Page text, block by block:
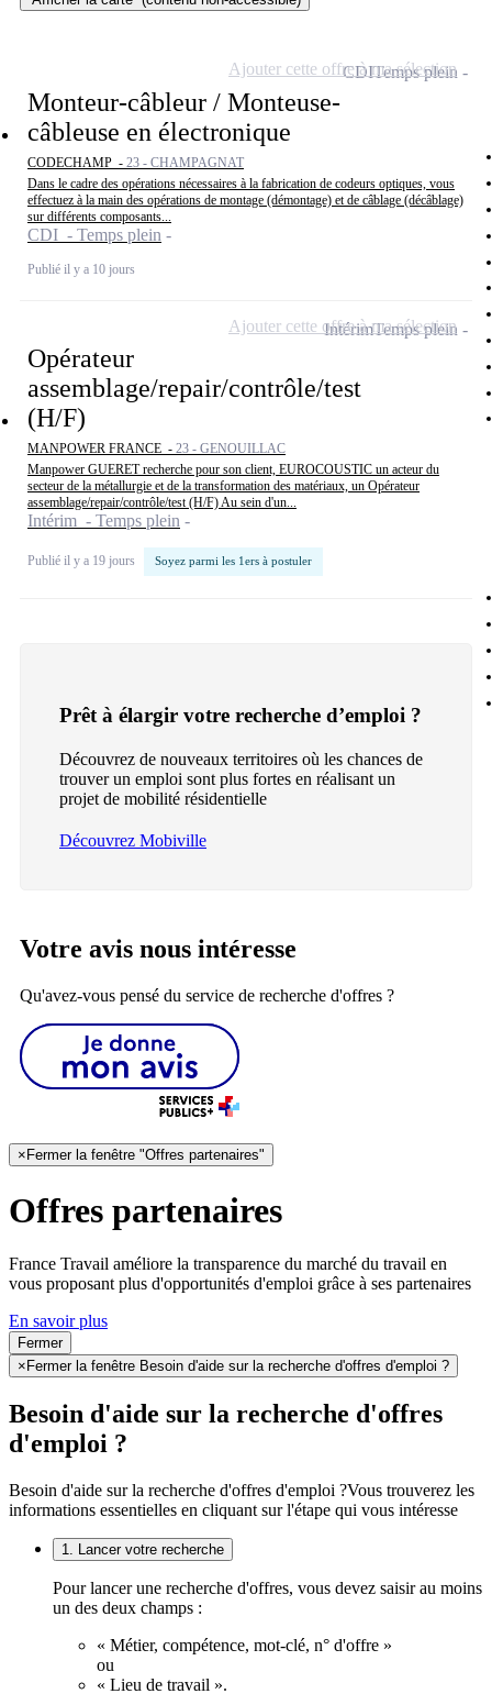
Monteur-câbleur / Monteuse-
câbleuse en électronique
CODECHAMP - 23 - CHAMPAGNAT
Dans le cadre des opérations nécessaires à la fabrication de codeurs optiques, vous
effectuez à la main des opérations de montage (démontage) et de câblage (décâblage)
sur différents composants...
CDI - Temps plein
Publié il y a 10 jours
CDITemps plein
Ajouter cette offre à ma sélection
Opérateur
assemblage/repair/contrôle/test
(H/F)
MANPOWER FRANCE - 23 - GENOUILLAC
Manpower GUERET recherche pour son client, EUROCOUSTIC un acteur du
secteur de la métallurgie et de la transformation des matériaux, un Opérateur
assemblage/repair/contrôle/test (H/F) Au sein d'un...
Intérim - Temps plein
Publié il y a 19 jours Soyez parmi les 1ers à postuler
IntérimTemps plein
Ajouter cette offre à ma sélection
Prêt à élargir votre recherche d’emploi ?
Découvrez de nouveaux territoires où les chances de
trouver un emploi sont plus fortes en réalisant un
projet de mobilité résidentielle
Découvrez Mobiville
Votre avis nous intéresse
Qu'avez-vous pensé du service de recherche d'offres ?
× Fermer la fenêtre "Offres partenaires"
Offres partenaires
France Travail améliore la transparence du marché du travail en
vous proposant plus d'opportunités d'emploi grâce à ses partenaires
En savoir plus
Fermer
× Fermer la fenêtre Besoin d'aide sur la recherche d'offres d'emploi ?
Besoin d'aide sur la recherche d'offres
d'emploi ?
Besoin d'aide sur la recherche d'offres d'emploi ?Vous trouverez les
informations essentielles en cliquant sur l'étape qui vous intéresse
1. Lancer votre recherche
Pour lancer une recherche d'offres, vous devez saisir au moins
un des deux champs :
« Métier, compétence, mot-clé, n° d'offre »
ou
« Lieu de travail ».